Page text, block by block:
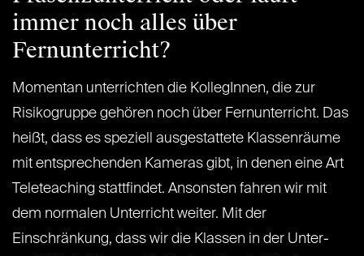
immer noch alles über
Fernunterricht?
Momentan unterrichten die KollegInnen, die zur
Risikogruppe gehören noch über Fernunterricht. Das
heißt, dass es speziell ausgestattete Klassenräume
mit entsprechenden Kameras gibt, in denen eine Art
Teleteaching stattfindet. Ansonsten fahren wir mit
dem normalen Unterricht weiter. Mit der
Einschränkung, dass wir die Klassen in der Unter-